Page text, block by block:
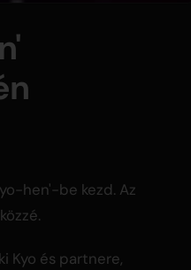
hen'-be kezd. Az
Kyo és partnere,